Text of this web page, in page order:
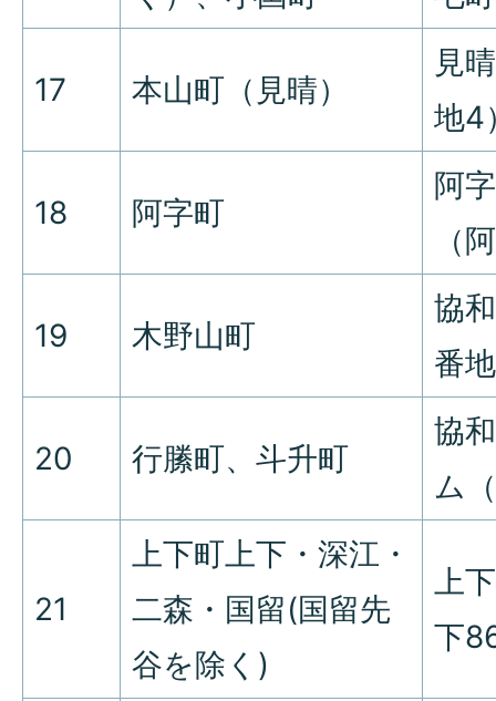
17 本山町（見晴）
見
地4
18 阿字町
阿
（
19 木野山町
協
番
20 行縢町、斗升町
協
ム
21
上下町上下・深江・
二森・国留(国留先
谷を除く)
上
下